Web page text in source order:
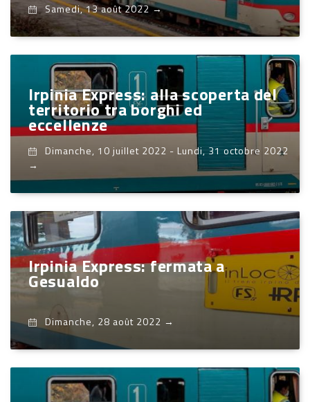
Samedi, 13 août 2022→
Irpinia Express: alla scoperta del
territorio tra borghi ed
eccellenze
Dimanche, 10 juillet 2022 - Lundi, 31 octobre 2022
→
Irpinia Express: fermata a
Gesualdo
Dimanche, 28 août 2022 →